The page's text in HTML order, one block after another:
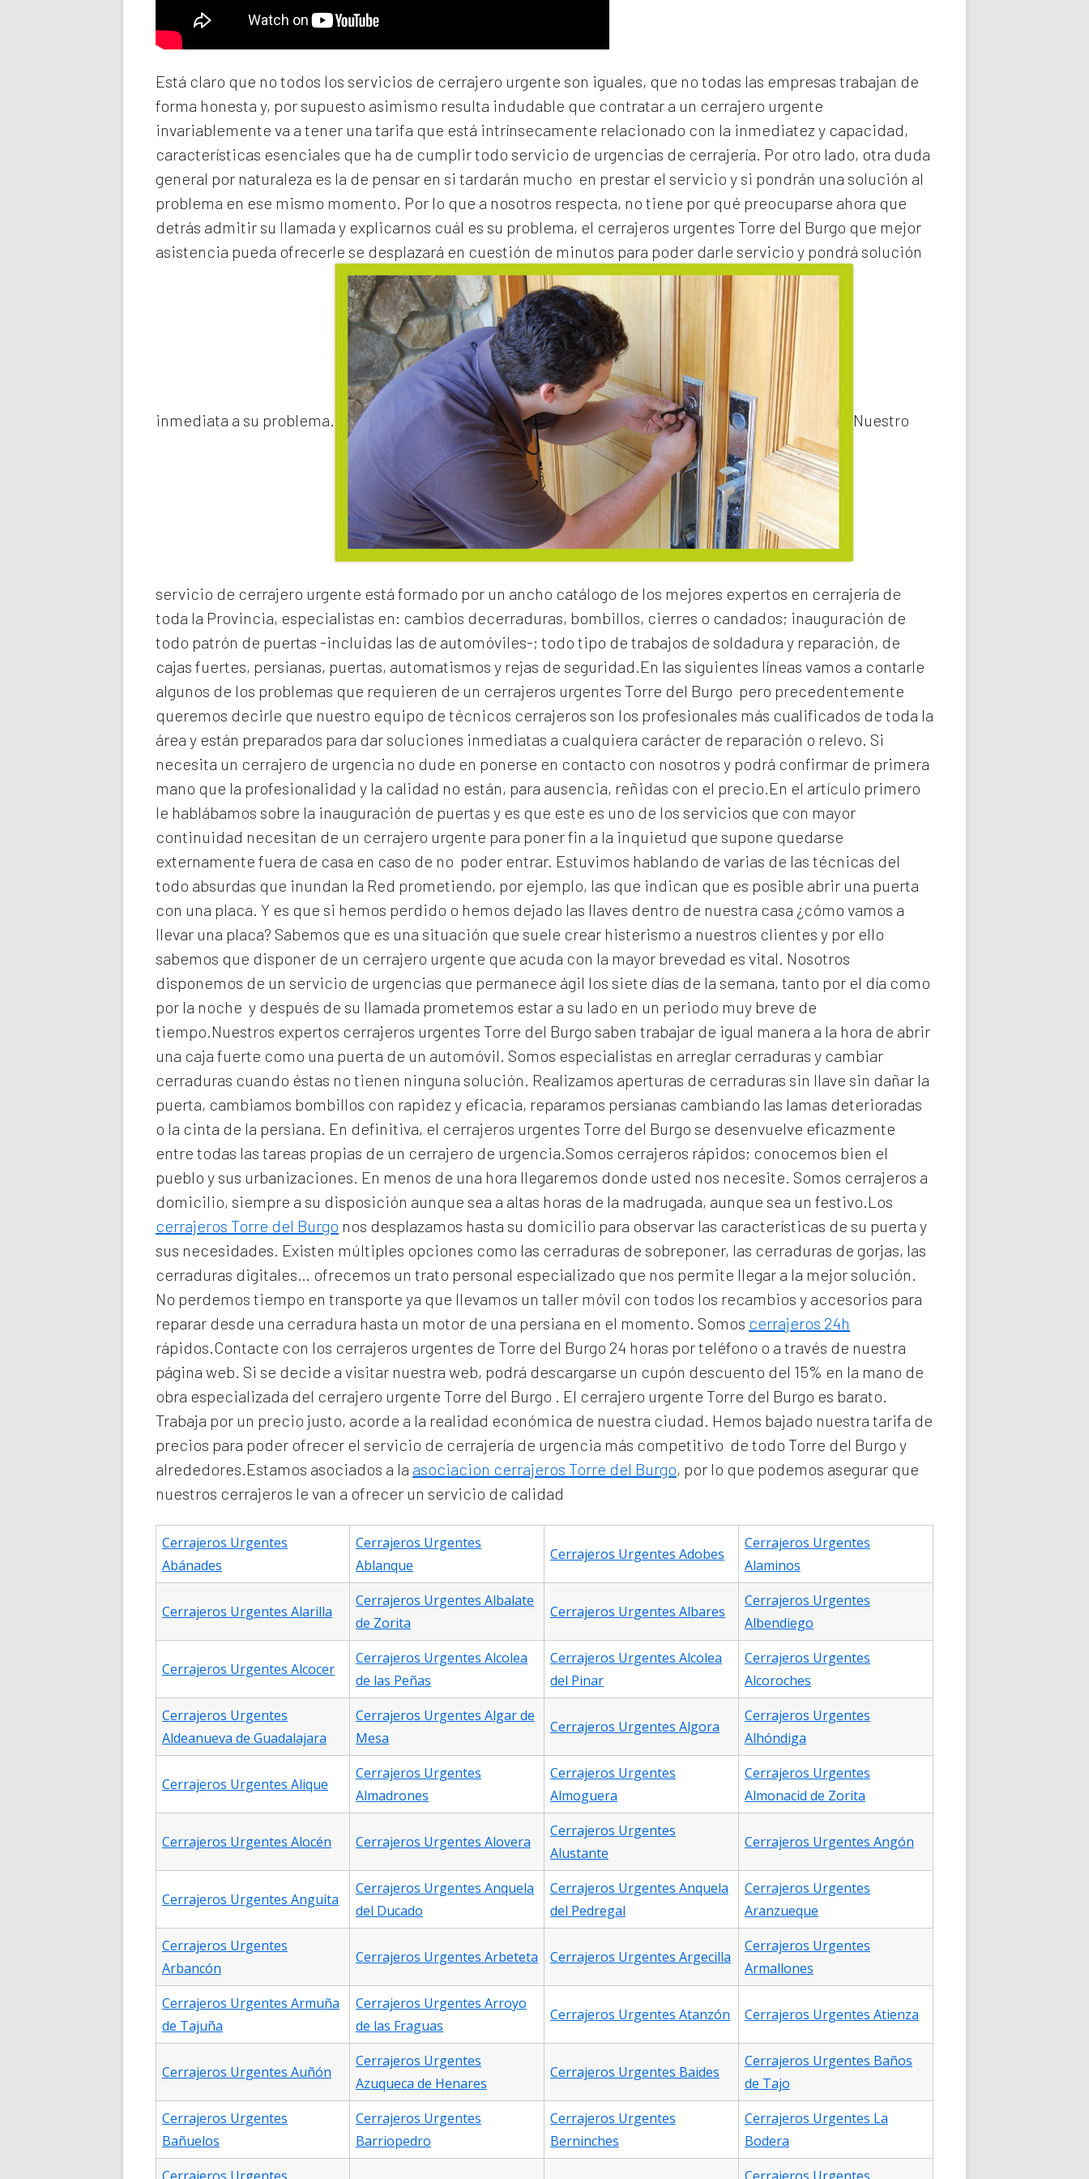
Está claro que no todos los servicios de cerrajero urgente son iguales, que no todas las empresas trabajan de
forma honesta y, por supuesto asimismo resulta indudable que contratar a un cerrajero urgente
invariablemente va a tener una tarifa que está intrínsecamente relacionado con la inmediatez y capacidad,
características esenciales que ha de cumplir todo servicio de urgencias de cerrajería. Por otro lado, otra duda
general por naturaleza es la de pensar en si tardarán mucho en prestar el servicio y si pondrán una solución al
problema en ese mismo momento. Por lo que a nosotros respecta, no tiene por qué preocuparse ahora que
detrás admitir su llamada y explicarnos cuál es su problema, el cerrajeros urgentes Torre del Burgo que mejor
asistencia pueda ofrecerle se desplazará en cuestión de minutos para poder darle servicio y pondrá solución
inmediata a su problema. Nuestro
servicio de cerrajero urgente está formado por un ancho catálogo de los mejores expertos en cerrajería de
toda la Provincia, especialistas en: cambios decerraduras, bombillos, cierres o candados; inauguración de
todo patrón de puertas -incluidas las de automóviles-; todo tipo de trabajos de soldadura y reparación, de
cajas fuertes, persianas, puertas, automatismos y rejas de seguridad.En las siguientes líneas vamos a contarle
algunos de los problemas que requieren de un cerrajeros urgentes Torre del Burgo pero precedentemente
queremos decirle que nuestro equipo de técnicos cerrajeros son los profesionales más cualificados de toda la
área y están preparados para dar soluciones inmediatas a cualquiera carácter de reparación o relevo. Si
necesita un cerrajero de urgencia no dude en ponerse en contacto con nosotros y podrá confirmar de primera
mano que la profesionalidad y la calidad no están, para ausencia, reñidas con el precio.En el artículo primero
le hablábamos sobre la inauguración de puertas y es que este es uno de los servicios que con mayor
continuidad necesitan de un cerrajero urgente para poner fin a la inquietud que supone quedarse
externamente fuera de casa en caso de no poder entrar. Estuvimos hablando de varias de las técnicas del
todo absurdas que inundan la Red prometiendo, por ejemplo, las que indican que es posible abrir una puerta
con una placa. Y es que si hemos perdido o hemos dejado las llaves dentro de nuestra casa ¿cómo vamos a
llevar una placa? Sabemos que es una situación que suele crear histerismo a nuestros clientes y por ello
sabemos que disponer de un cerrajero urgente que acuda con la mayor brevedad es vital. Nosotros
disponemos de un servicio de urgencias que permanece ágil los siete días de la semana, tanto por el día como
por la noche y después de su llamada prometemos estar a su lado en un periodo muy breve de
tiempo.Nuestros expertos cerrajeros urgentes Torre del Burgo saben trabajar de igual manera a la hora de abrir
una caja fuerte como una puerta de un automóvil. Somos especialistas en arreglar cerraduras y cambiar
cerraduras cuando éstas no tienen ninguna solución. Realizamos aperturas de cerraduras sin llave sin dañar la
puerta, cambiamos bombillos con rapidez y eficacia, reparamos persianas cambiando las lamas deterioradas
o la cinta de la persiana. En definitiva, el cerrajeros urgentes Torre del Burgo se desenvuelve eficazmente
entre todas las tareas propias de un cerrajero de urgencia.Somos cerrajeros rápidos; conocemos bien el
pueblo y sus urbanizaciones. En menos de una hora llegaremos donde usted nos necesite. Somos cerrajeros a
domicilio, siempre a su disposición aunque sea a altas horas de la madrugada, aunque sea un festivo.Los
cerrajeros Torre del Burgo nos desplazamos hasta su domicilio para observar las características de su puerta y
sus necesidades. Existen múltiples opciones como las cerraduras de sobreponer, las cerraduras de gorjas, las
cerraduras digitales… ofrecemos un trato personal especializado que nos permite llegar a la mejor solución.
No perdemos tiempo en transporte ya que llevamos un taller móvil con todos los recambios y accesorios para
reparar desde una cerradura hasta un motor de una persiana en el momento. Somos cerrajeros 24h
rápidos.Contacte con los cerrajeros urgentes de Torre del Burgo 24 horas por teléfono o a través de nuestra
página web. Si se decide a visitar nuestra web, podrá descargarse un cupón descuento del 15% en la mano de
obra especializada del cerrajero urgente Torre del Burgo . El cerrajero urgente Torre del Burgo es barato.
Trabaja por un precio justo, acorde a la realidad económica de nuestra ciudad. Hemos bajado nuestra tarifa de
precios para poder ofrecer el servicio de cerrajería de urgencia más competitivo de todo Torre del Burgo y
alrededores.Estamos asociados a la asociacion cerrajeros Torre del Burgo, por lo que podemos asegurar que
nuestros cerrajeros le van a ofrecer un servicio de calidad
Cerrajeros Urgentes
Abánades
Cerrajeros Urgentes
Ablanque
Cerrajeros Urgentes Adobes
Cerrajeros Urgentes
Alaminos
Cerrajeros Urgentes Alarilla
Cerrajeros Urgentes Albalate
de Zorita
Cerrajeros Urgentes Albares
Cerrajeros Urgentes
Albendiego
Cerrajeros Urgentes Alcocer
Cerrajeros Urgentes Alcolea
de las Peñas
Cerrajeros Urgentes Alcolea
del Pinar
Cerrajeros Urgentes
Alcoroches
Cerrajeros Urgentes
Aldeanueva de Guadalajara
Cerrajeros Urgentes Algar de
Mesa
Cerrajeros Urgentes Algora
Cerrajeros Urgentes
Alhóndiga
Cerrajeros Urgentes Alique
Cerrajeros Urgentes
Almadrones
Cerrajeros Urgentes
Almoguera
Cerrajeros Urgentes
Almonacid de Zorita
Cerrajeros Urgentes Alocén Cerrajeros Urgentes Alovera
Cerrajeros Urgentes
Alustante
Cerrajeros Urgentes Angón
Cerrajeros Urgentes Anguita
Cerrajeros Urgentes Anquela
del Ducado
Cerrajeros Urgentes Anquela
del Pedregal
Cerrajeros Urgentes
Aranzueque
Cerrajeros Urgentes
Arbancón
Cerrajeros Urgentes Arbeteta Cerrajeros Urgentes Argecilla
Cerrajeros Urgentes
Armallones
Cerrajeros Urgentes Armuña
de Tajuña
Cerrajeros Urgentes Arroyo
de las Fraguas
Cerrajeros Urgentes Atanzón Cerrajeros Urgentes Atienza
Cerrajeros Urgentes Auñón
Cerrajeros Urgentes
Azuqueca de Henares
Cerrajeros Urgentes Baides
Cerrajeros Urgentes Baños
de Tajo
Cerrajeros Urgentes
Bañuelos
Cerrajeros Urgentes
Barriopedro
Cerrajeros Urgentes
Berninches
Cerrajeros Urgentes La
Bodera